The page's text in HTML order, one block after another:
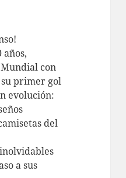
años,
con
su primer gol
evolución:
del
a sus